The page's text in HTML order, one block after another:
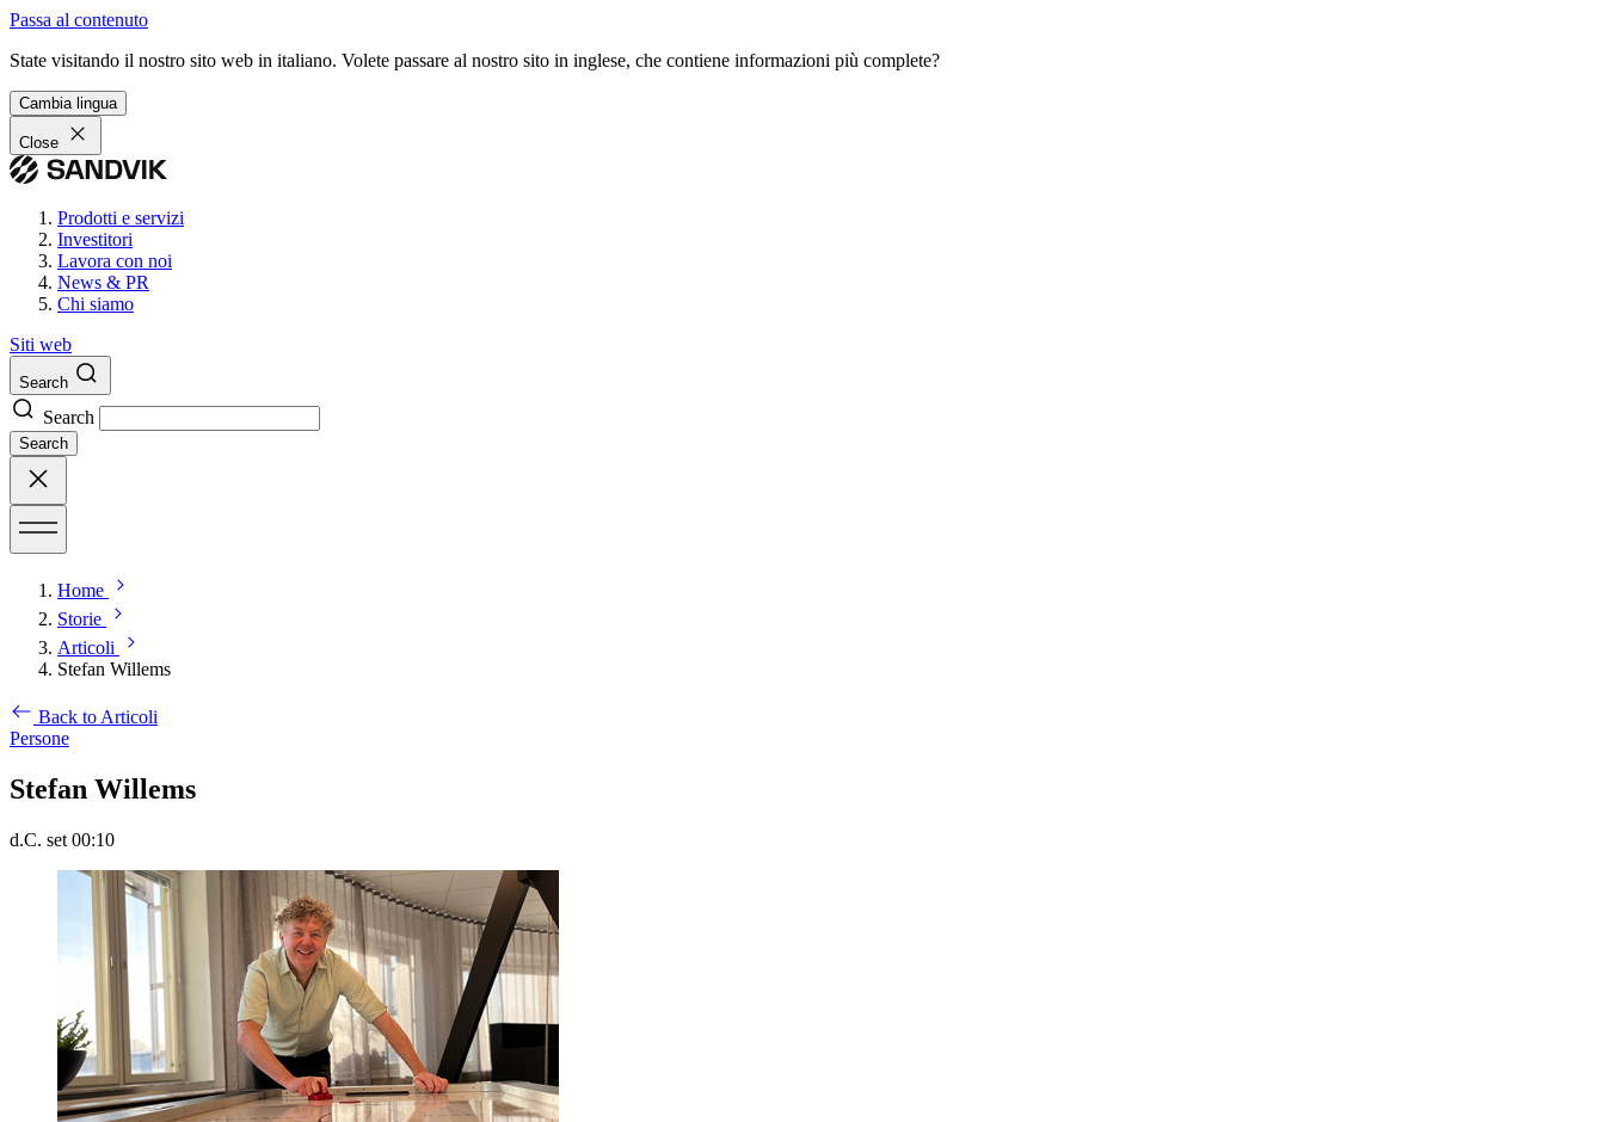
Passa al contenuto
State visitando il nostro sito web in italiano. Volete passare al nostro sito in inglese, che contiene informazioni più complete?
Cambia lingua
Close
Prodotti e servizi
Investitori
Lavora con noi
News & PR
Chi siamo
Siti web
Search
Search
Search
Home
Storie
Articoli
Stefan Willems
Back to Articoli
Persone
Stefan Willems
d.C. set 00:10